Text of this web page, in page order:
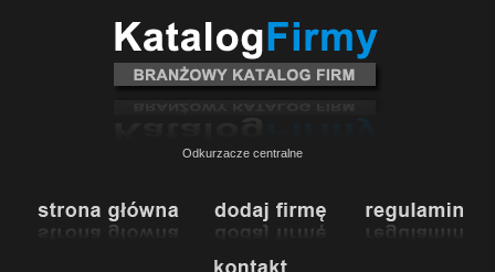
Odkurzacze centralne